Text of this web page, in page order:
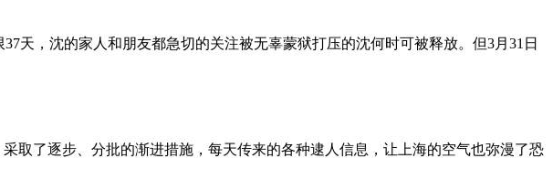
天，沈的家人和朋友都急切的关注被无辜蒙狱打压的沈何时可被释放。但3月31日
取了逐步、分批的渐进措施，每天传来的各种逮人信息，让上海的空气也弥漫了恐